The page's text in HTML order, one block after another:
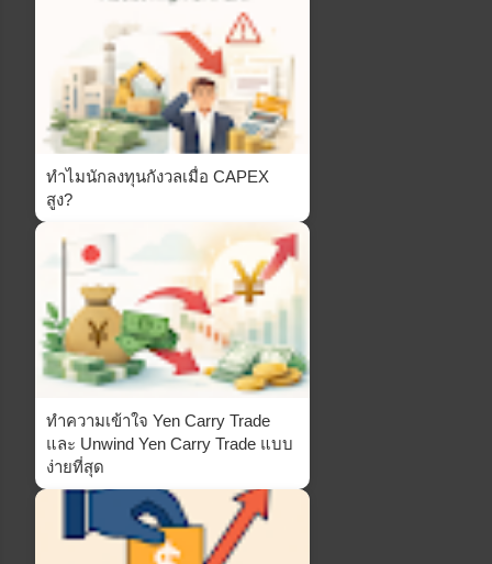
ทำไมนักลงทุนกังวลเมื่อ CAPEX
สูง?
ทำความเข้าใจ Yen Carry Trade
และ Unwind Yen Carry Trade แบบ
ง่ายที่สุด